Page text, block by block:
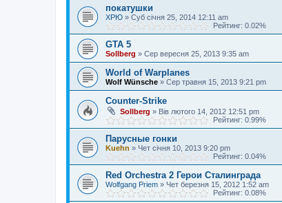
покатушки
ХРЮ » Суб січня 25, 2014 12:11 am
Рейтинг: 0.02%
GTA 5
Sollberg » Сер вересня 25, 2013 9:35 am
World of Warplanes
Wolf Wünsche » Сер травня 15, 2013 9:21 pm
Counter-Strike
Sollberg » Вів лютого 14, 2012 12:51 pm
Рейтинг: 0.99%
Парусные гонки
Kuehn » Чет січня 10, 2013 9:20 pm
Рейтинг: 0.04%
Red Orchestra 2 Герои Сталинграда
Wolfgang Priem » Чет березня 15, 2012 1:52 am
Рейтинг: 0.08%